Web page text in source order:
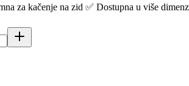
za kačenje na zid ✅ Dostupna u više